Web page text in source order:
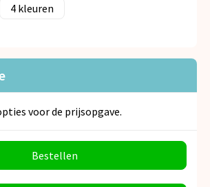
4
voor de prijsopgave.
Bestellen